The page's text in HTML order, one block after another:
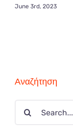
June 3rd, 2023
Αναζήτηση
Search